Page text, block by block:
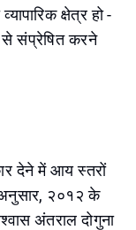
क्षेत्र हो -
से संप्रेषित करने
देने में आय स्तरों
२०१२ के
अंतराल दोगुना